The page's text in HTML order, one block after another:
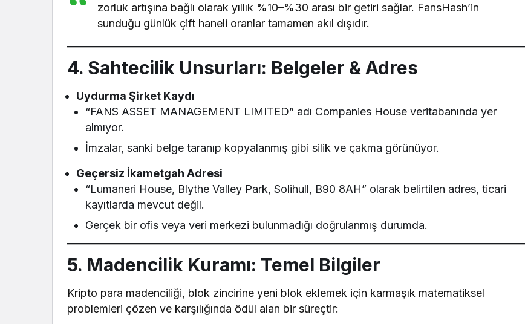
zorluk artışına bağlı olarak yıllık %10–%30 arası bir getiri sağlar. FansHash’in
sunduğu günlük çift haneli oranlar tamamen akıl dışıdır.
4. Sahtecilik Unsurları: Belgeler & Adres
Uydurma Şirket Kaydı
“FANS ASSET MANAGEMENT LIMITED” adı Companies House veritabanında yer
almıyor.
İmzalar, sanki belge taranıp kopyalanmış gibi silik ve çakma görünüyor.
Geçersiz İkametgah Adresi
“Lumaneri House, Blythe Valley Park, Solihull, B90 8AH” olarak belirtilen adres, ticari
kayıtlarda mevcut değil.
Gerçek bir ofis veya veri merkezi bulunmadığı doğrulanmış durumda.
5. Madencilik Kuramı: Temel Bilgiler
Kripto para madenciliği, blok zincirine yeni blok eklemek için karmaşık matematiksel
problemleri çözen ve karşılığında ödül alan bir süreçtir: